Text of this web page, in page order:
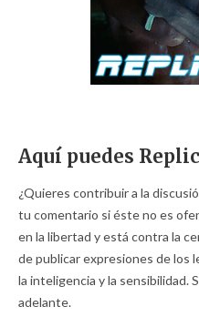
Aquí puedes
¿Quieres contribuir a la
tu comentario si éste no es
en la libertad y está contra la
de publicar expresiones de los
la inteligencia y la sensibilidad.
adelante.